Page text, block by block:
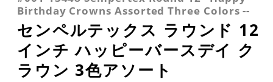
Birthday Crowns Assorted Three Colors --
センペルテックス ラウンド 12
インチ ハッピーバースデイ ク
ラウン 3色アソート